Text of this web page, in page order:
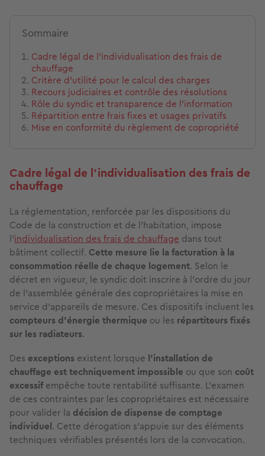
Sommaire
Cadre légal de l'individualisation des frais de
chauffage
Critère d'utilité pour le calcul des charges
Recours judiciaires et contrôle des résolutions
Rôle du syndic et transparence de l'information
Répartition entre frais fixes et usages privatifs
Mise en conformité du règlement de copropriété
Cadre légal de l'individualisation des frais de
chauffage
La réglementation, renforcée par les dispositions du
Code de la construction et de l'habitation, impose
l'individualisation des frais de chauffage dans tout
bâtiment collectif. Cette mesure lie la facturation à la
consommation réelle de chaque logement. Selon le
décret en vigueur, le syndic doit inscrire à l’ordre du jour
de l’assemblée générale des copropriétaires la mise en
service d’appareils de mesure. Ces dispositifs incluent les
compteurs d’énergie thermique ou les répartiteurs fixés
sur les radiateurs.
Des exceptions existent lorsque l’installation de
chauffage est techniquement impossible ou que son coût
excessifempêche toute rentabilité suffisante. L'examen
de ces contraintes par les copropriétaires est nécessaire
pour valider la décision de dispense de comptage
individuel. Cette dérogation s'appuie sur des éléments
techniques vérifiables présentés lors de la convocation.